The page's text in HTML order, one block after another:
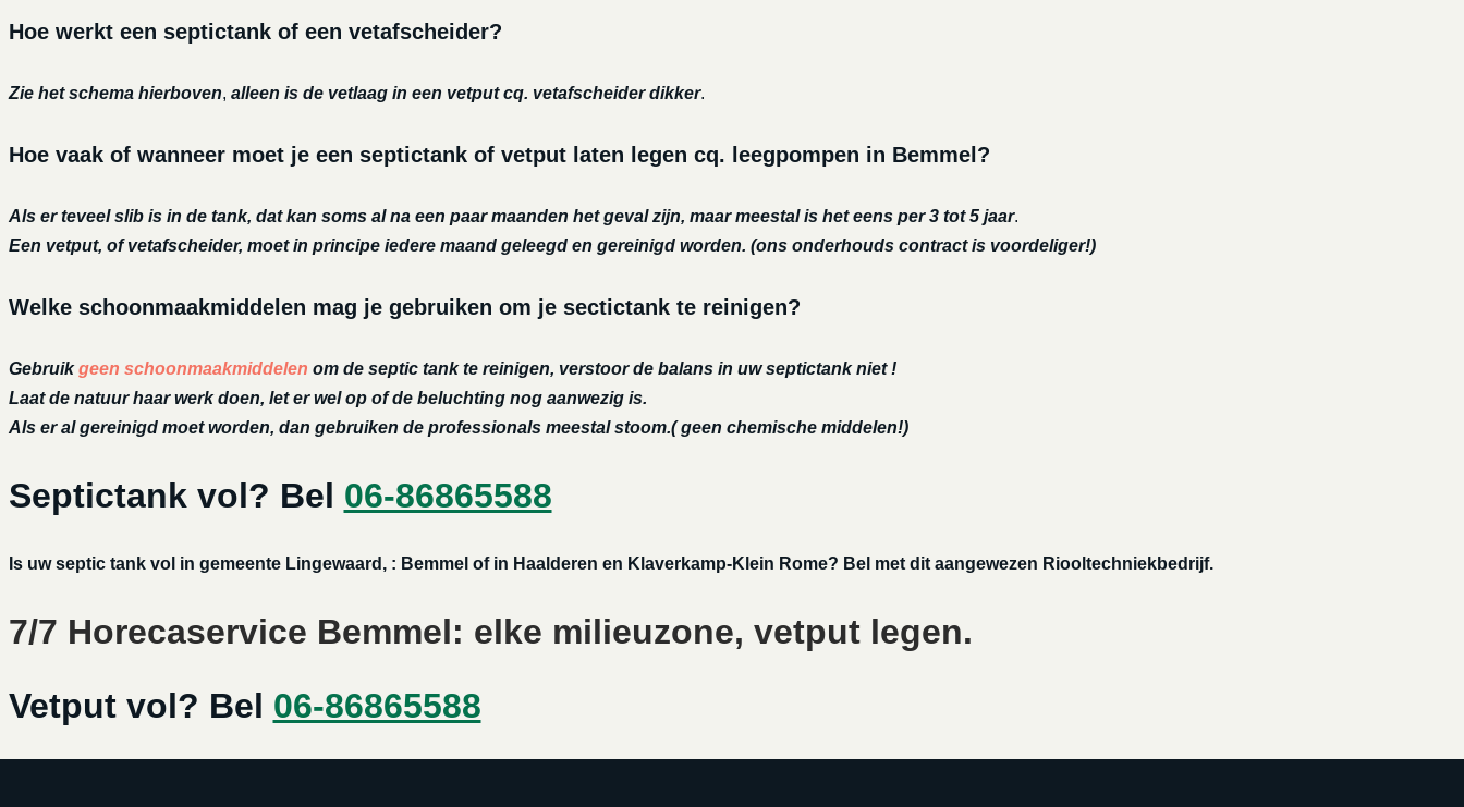
Hoe werkt een septictank of een vetafscheider?
Zie het schema hierboven, alleen is de vetlaag in een vetput cq. vetafscheider dikker.
Hoe vaak of wanneer moet je een septictank of vetput laten legen cq. leegpompen in Bemmel?
Als er teveel slib is in de tank, dat kan soms al na een paar maanden het geval zijn, maar meestal is het eens per 3 tot 5 jaar.
Een vetput, of vetafscheider, moet in principe iedere maand geleegd en gereinigd worden. (ons onderhouds contract is voordeliger!)
Welke schoonmaakmiddelen mag je gebruiken om je sectictank te reinigen?
Gebruikgeen schoonmaakmiddelen om de septic tank te reinigen, verstoor de balans in uw septictank niet !
Laat de natuur haar werk doen, let er wel op of de beluchting nog aanwezig is.
Als er al gereinigd moet worden, dan gebruiken de professionals meestal stoom.( geen chemische middelen!)
Septictank vol? Bel 06-86865588
Is uw septic tank vol in gemeente Lingewaard, : Bemmel of in Haalderen en Klaverkamp-Klein Rome? Bel met dit aangewezen Riooltechniekbedrijf.
7/7 Horecaservice Bemmel: elke milieuzone, vetput legen.
Vetput vol? Bel 06-86865588